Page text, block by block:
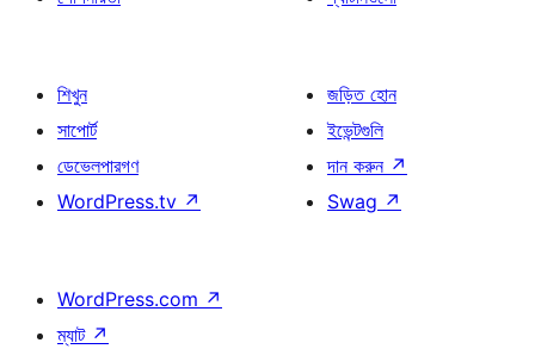
শিখুন
সাপোর্ট
ডেভেলপারগণ
WordPress.tv ↗
জড়িত হোন
ইভেন্টগুলি
দান করুন ↗
Swag ↗
WordPress.com ↗
ম্যাট ↗